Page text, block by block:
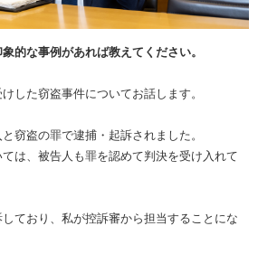
的な事例があれば教えてください。
した窃盗事件についてお話します。
窃盗の罪で逮捕・起訴されました。
は、被告人も罪を認めて判決を受け入れて
ており、私が控訴審から担当することにな